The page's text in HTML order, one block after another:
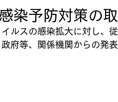
染予防対策の
ルスの感染拡大に対し、
府等、関係機関からの発